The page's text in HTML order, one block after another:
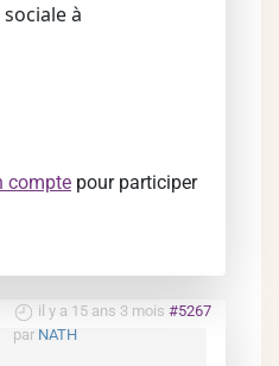
à
compte pour participer
il y a 15 ans 3 mois #5267
par NATH